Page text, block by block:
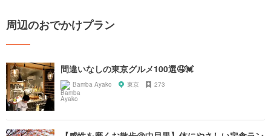
周辺のおでかけプラン
間違いなしの東京グルメ100選🤤💓
Bamba Ayako 東京 273